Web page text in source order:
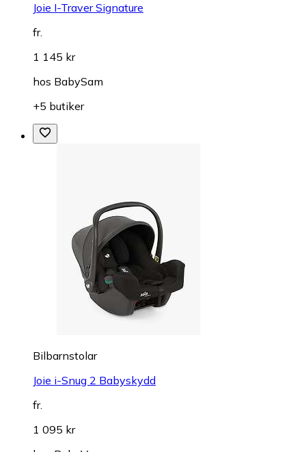
Joie I-Traver Signature
fr.
1 145 kr
hos BabySam
+5 butiker
Bilbarnstolar
Joie i-Snug 2 Babyskydd
fr.
1 095 kr